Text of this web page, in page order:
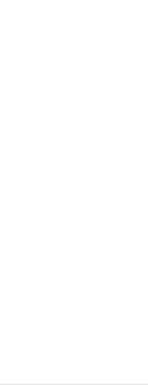
Technik